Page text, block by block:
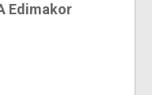
Edimakor